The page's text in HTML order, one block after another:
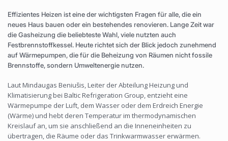
Effizientes Heizen ist eine der wichtigsten Fragen für alle, die ein
neues Haus bauen oder ein bestehendes renovieren. Lange Zeit war
die Gasheizung die beliebteste Wahl, viele nutzten auch
Festbrennstoffkessel. Heute richtet sich der Blick jedoch zunehmend
auf Wärmepumpen, die für die Beheizung von Räumen nicht fossile
Brennstoffe, sondern Umweltenergie nutzen.
Laut Mindaugas Beniušis, Leiter der Abteilung Heizung und
Klimatisierung bei Baltic Refrigeration Group, entzieht eine
Wärmepumpe der Luft, dem Wasser oder dem Erdreich Energie
(Wärme) und hebt deren Temperatur im thermodynamischen
Kreislauf an, um sie anschließend an die Inneneinheiten zu
übertragen, die Räume oder das Trinkwarmwasser erwärmen.